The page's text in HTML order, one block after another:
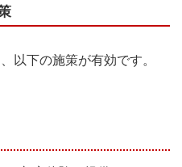
以下の施策が有効です。